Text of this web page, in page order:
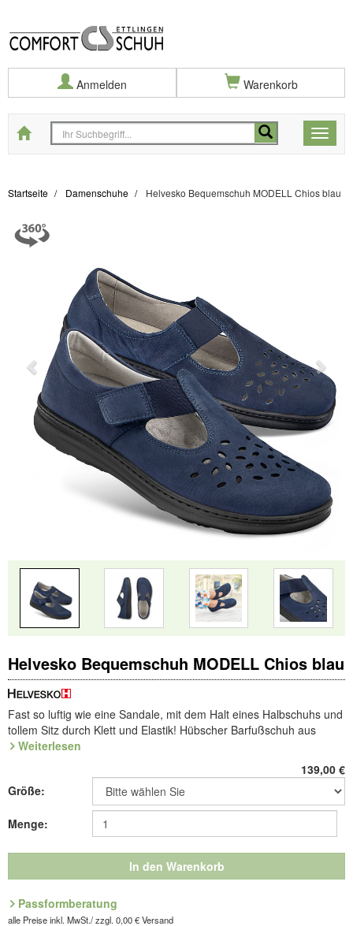
Anmelden Warenkorb
Toggle
Startseite
Startseite Damenschuhe Helvesko Bequemschuh MODELL Chios blau
Helvesko Bequemschuh MODELL Chios blau
Fast so luftig wie eine Sandale, mit dem Halt eines Halbschuhs und
tollem Sitz durch Klett und Elastik! Hübscher Barfußschuh aus
Leder mit Lochmuster und Randpolstern. Zwei breite Gummizüge
Leicht-Sohle mit austauschbarem Fußbett.
Wie Luft unter den Füßen - so ist die Leicht-Sohle aus
geschäumtem PU. Sie macht hochelastisch jede Bewegung mit und
dämpft durch ihre Lufteinschlüsse harte Schritte spürbar ab. Das
ausgleichende Eigenschaften patentiert.
Entdecken Sie die bequemsten Schuhe Ihres Lebens!
Weiterlesen
139,00 €
Größe:
Menge:
In den Warenkorb
Passformberatung
alle Preise inkl. MwSt./ zzgl. 0,00 € Versand